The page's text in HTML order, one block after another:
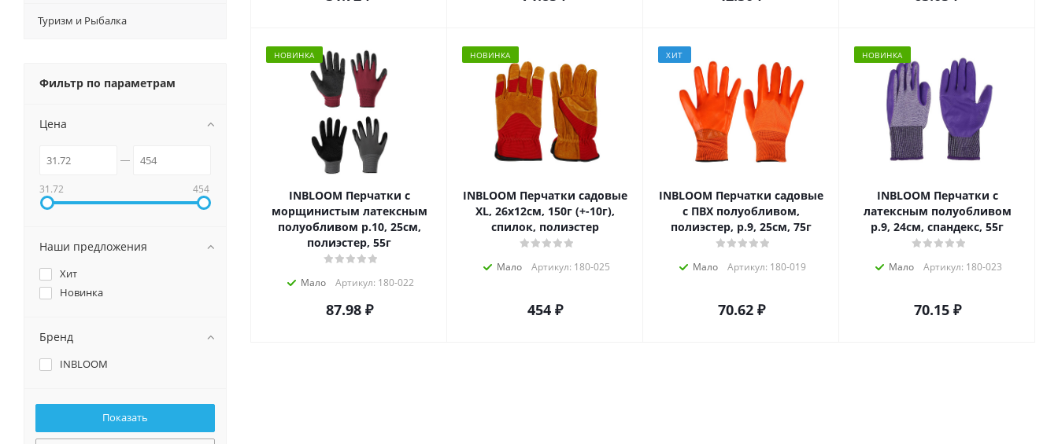
НОВИНКА
INBLOOM Перчатки с
морщинистым латексным
полуобливом р.10, 25см,
полиэстер, 55г
Мало Артикул: 180-022
87.98₽
НОВИНКА
INBLOOM Перчатки садовые
XL, 26х12см, 150г (+-10г),
спилок, полиэстер
Мало Артикул: 180-025
454 ₽
ХИТ
INBLOOM Перчатки садовые
с ПВХ полуобливом,
полиэстер, р.9, 25см, 75г
Мало Артикул: 180-019
70.62₽
НОВИНКА
INBLOOM Перчатки с
латексным полуобливом
р.9, 24см, спандекс, 55г
Мало Артикул: 180-023
70.15₽
Туризм и Рыбалка
Фильтр по параметрам
Цена
31.72 454
Наши предложения
Хит
Новинка
Бренд
INBLOOM